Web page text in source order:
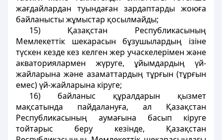
жағдайлардан туындаған зардаптарды жоюға
байланысты жұмыстар қосылмайды;
15) Қазақстан Республикасының
Мемлекеттiк шекарасын бұзушылардың ізіне
түскен кезде кез келген жер учаскелерімен және
акваториялармен жүруге, ұйымдардың үй-
жайларына және азаматтардың тұрғын (тұрғын
емес) үй-жайларына кiруге;
16) байланыс құралдарын қызмет
мақсатында пайдалануға, ал Қазақстан
Республикасының аумағына басып кiруге
тойтарыс беру кезінде, Қазақстан